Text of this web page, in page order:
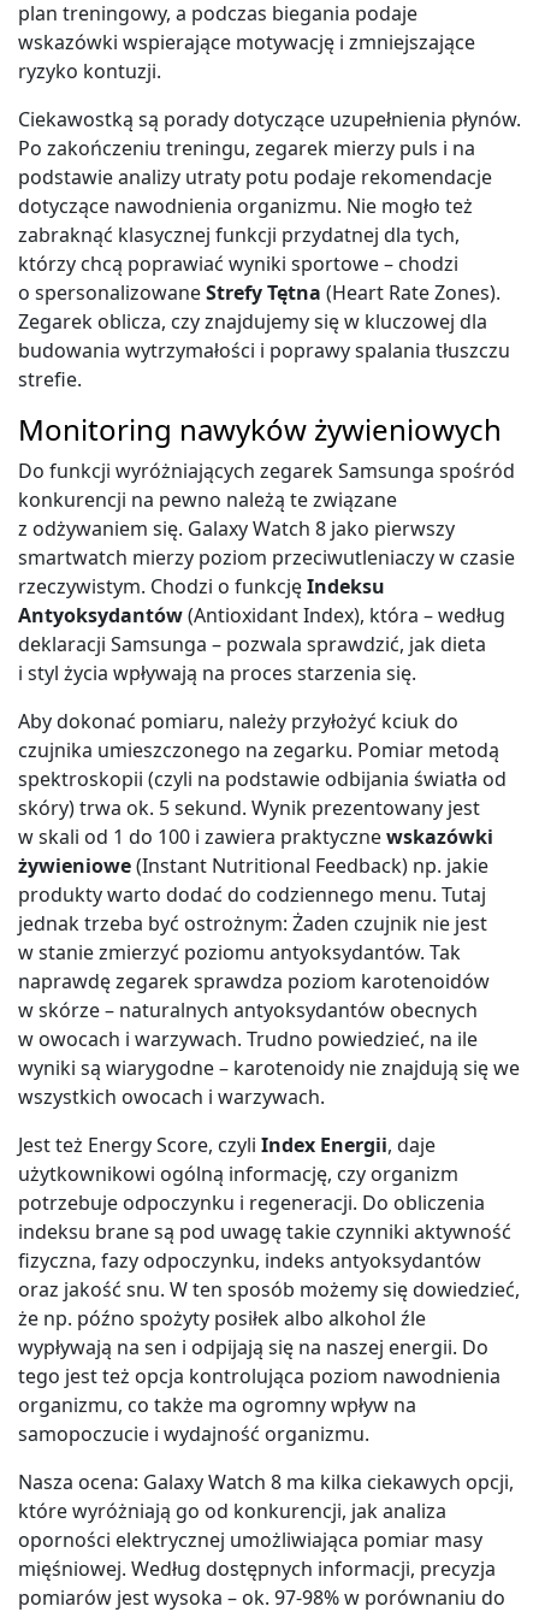
plan treningowy, a podczas biegania podaje
wskazówki wspierające motywację i zmniejszające
ryzyko kontuzji.
Ciekawostką są porady dotyczące uzupełnienia płynów.
Po zakończeniu treningu, zegarek mierzy puls i na
podstawie analizy utraty potu podaje rekomendacje
dotyczące nawodnienia organizmu. Nie mogło też
zabraknąć klasycznej funkcji przydatnej dla tych,
którzy chcą poprawiać wyniki sportowe – chodzi
o spersonalizowaneStrefy Tętna (Heart Rate Zones).
Zegarek oblicza, czy znajdujemy się w kluczowej dla
budowania wytrzymałości i poprawy spalania tłuszczu
strefie.
Monitoring nawyków żywieniowych
Do funkcji wyróżniających zegarek Samsunga spośród
konkurencji na pewno należą te związane
z odżywaniem się. Galaxy Watch 8 jako pierwszy
smartwatch mierzy poziom przeciwutleniaczy w czasie
rzeczywistym. Chodzi o funkcjęIndeksu
Antyoksydantów(Antioxidant Index), która – według
deklaracji Samsunga – pozwala sprawdzić, jak dieta
i styl życia wpływają na proces starzenia się.
Aby dokonać pomiaru, należy przyłożyć kciuk do
czujnika umieszczonego na zegarku. Pomiar metodą
spektroskopii (czyli na podstawie odbijania światła od
skóry) trwa ok. 5 sekund. Wynik prezentowany jest
w skali od 1 do 100 i zawiera praktycznewskazówki
żywieniowe(Instant Nutritional Feedback) np. jakie
produkty warto dodać do codziennego menu. Tutaj
jednak trzeba być ostrożnym: Żaden czujnik nie jest
w stanie zmierzyć poziomu antyoksydantów. Tak
naprawdę zegarek sprawdza poziom karotenoidów
w skórze – naturalnych antyoksydantów obecnych
w owocach i warzywach. Trudno powiedzieć, na ile
wyniki są wiarygodne – karotenoidy nie znajdują się we
wszystkich owocach i warzywach.
Jest też Energy Score, czyli Index Energii, daje
użytkownikowi ogólną informację, czy organizm
potrzebuje odpoczynku i regeneracji. Do obliczenia
indeksu brane są pod uwagę takie czynniki aktywność
fizyczna, fazy odpoczynku, indeks antyoksydantów
oraz jakość snu. W ten sposób możemy się dowiedzieć,
że np. późno spożyty posiłek albo alkohol źle
wypływają na sen i odpijają się na naszej energii. Do
tego jest też opcja kontrolująca poziom nawodnienia
organizmu, co także ma ogromny wpływ na
samopoczucie i wydajność organizmu.
Nasza ocena: Galaxy Watch 8 ma kilka ciekawych opcji,
które wyróżniają go od konkurencji, jak analiza
oporności elektrycznej umożliwiająca pomiar masy
mięśniowej. Według dostępnych informacji, precyzja
pomiarów jest wysoka – ok. 97-98% w porównaniu do